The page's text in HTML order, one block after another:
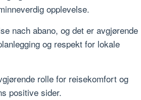
opplevelse.
nach abano, og det er avgjørende
og respekt for lokale
rolle for reisekomfort og
positive sider.